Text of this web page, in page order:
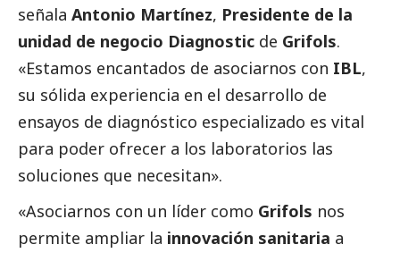
señala Antonio Martínez, Presidente de la
unidad de negocio Diagnostic de Grifols.
«Estamos encantados de asociarnos con IBL,
su sólida experiencia en el desarrollo de
ensayos de diagnóstico especializado es vital
para poder ofrecer a los laboratorios las
soluciones que necesitan».
«Asociarnos con un líder como Grifols nos
permite ampliar la innovación sanitaria a